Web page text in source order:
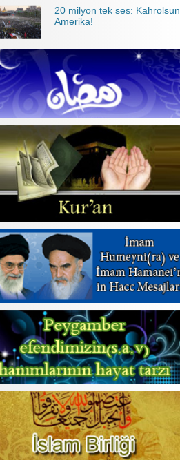
20 milyon tek ses: Kahrolsun
Amerika!